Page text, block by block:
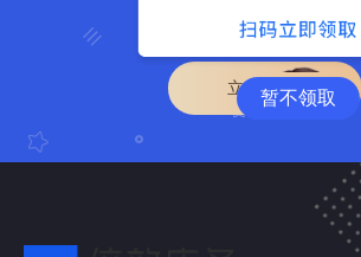
立即注册
暂不领取